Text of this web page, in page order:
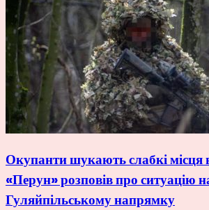
Окупанти шукають слабкі місця
«Перун» розповів про ситуацію
Гуляйпільському напрямку